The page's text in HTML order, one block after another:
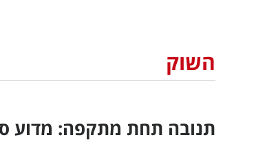
השוק
תנובה תחת מתקפה: מדוע